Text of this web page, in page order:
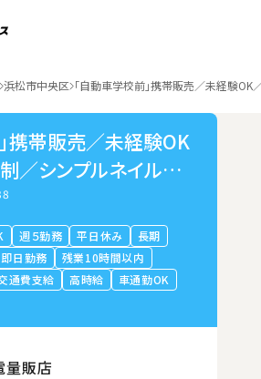
浜松市中央区 「自動車学校前」携帯販売／未経験
携帯販売／未経験OK
／シンプルネイルOK
週５勤務 平日休み
長期
即日勤務
残業10時間以内
通費支給 高時給
車通勤OK
量販店